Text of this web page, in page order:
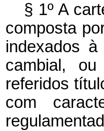
§ 1º A
composta
indexados
cambial,
referidos
com